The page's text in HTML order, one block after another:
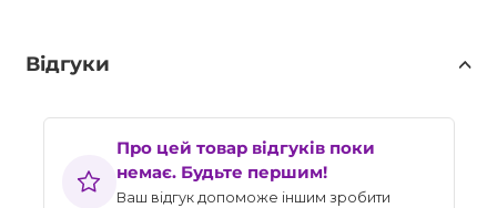
Відгуки
Про цей товар відгуків поки
немає. Будьте першим!
Ваш відгук допоможе іншим зробити